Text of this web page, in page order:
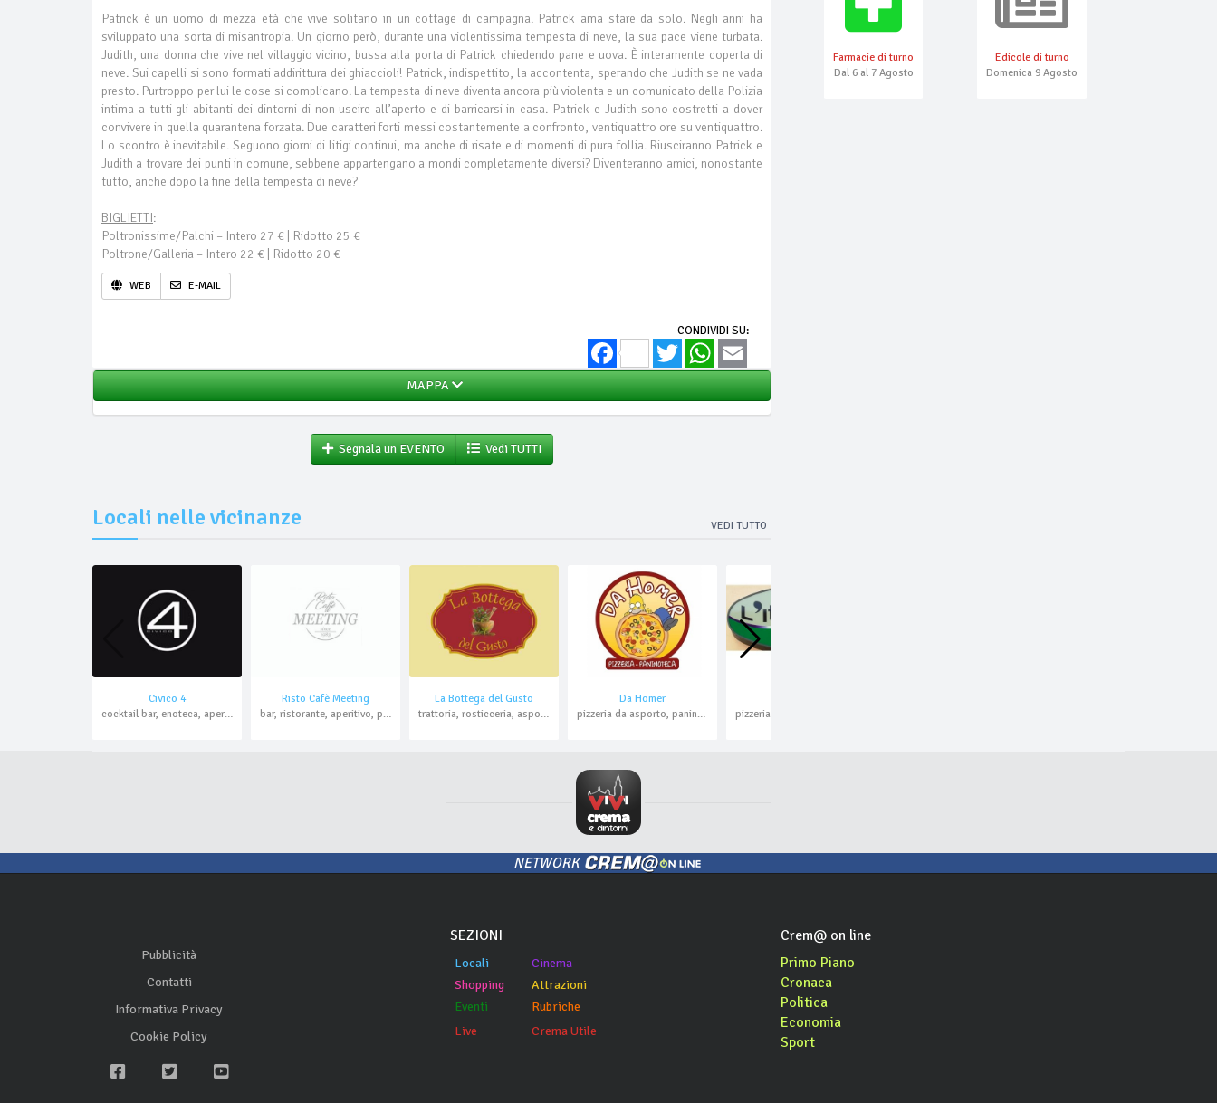
Patrick è un uomo di mezza età che vive solitario in un cottage di campagna. Patrick ama stare da solo. Negli anni ha
sviluppato una sorta di misantropia. Un giorno però, durante una violentissima tempesta di neve, la sua pace viene turbata.
Judith, una donna che vive nel villaggio vicino, bussa alla porta di Patrick chiedendo pane e uova. È interamente coperta di
neve. Sui capelli si sono formati addirittura dei ghiaccioli! Patrick, indispettito, la accontenta, sperando che Judith se ne vada
presto. Purtroppo per lui le cose si complicano. La tempesta di neve diventa ancora più violenta e un comunicato della Polizia
intima a tutti gli abitanti dei dintorni di non uscire all’aperto e di barricarsi in casa. Patrick e Judith sono costretti a dover
convivere in quella quarantena forzata. Due caratteri forti messi costantemente a confronto, ventiquattro ore su ventiquattro.
Lo scontro è inevitabile. Seguono giorni di litigi continui, ma anche di risate e di momenti di pura follia. Riusciranno Patrick e
Judith a trovare dei punti in comune, sebbene appartengano a mondi completamente diversi? Diventeranno amici, nonostante
tutto, anche dopo la fine della tempesta di neve?
BIGLIETTI:
Poltronissime/Palchi – Intero 27 € | Ridotto 25 €
Poltrone/Galleria – Intero 22 € | Ridotto 20 €
WEB E-MAIL
CONDIVIDI SU:
FacebookTwitter WhatsApp
MAPPA
Segnala un EVENTO Vedi TUTTI
Locali nelle vicinanze VEDI TUTTO
Civico 4
cocktail bar, enoteca, aperitivo
Risto Cafè Meeting
bar, ristorante, aperitivo, pranzo di lavoro, domicilio, asporto
La Bottega del Gusto
trattoria, rosticceria, asporto, domicilio
Da Homer
pizzeria da asporto, paninoteca, domicilio
Farmacie di turno
Dal 6 al 7 Agosto
Edicole di turno
Domenica 9 Agosto
NETWORK
Pubblicità
Contatti
Informativa Privacy
Cookie Policy
SEZIONI
Locali
Shopping
Eventi
Live
Cinema
Attrazioni
Rubriche
Crema Utile
Crem@ on line
Primo Piano
Cronaca
Politica
Economia
Sport